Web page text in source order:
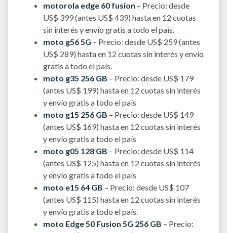
motorola edge 60 fusion – Precio: desde
US$ 399 (antes US$ 439) hasta en 12 cuotas
sin interés y envío gratis a todo el país.
moto g56 5G – Precio: desde US$ 259 (antes
US$ 289) hasta en 12 cuotas sin interés y envío
gratis a todo el país.
moto g35 256 GB – Precio: desde US$ 179
(antes US$ 199) hasta en 12 cuotas sin interés
y envío gratis a todo el país
moto g15 256 GB – Precio: desde US$ 149
(antes US$ 169) hasta en 12 cuotas sin interés
y envío gratis a todo el país
moto g05 128 GB – Precio: desde US$ 114
(antes US$ 125) hasta en 12 cuotas sin interés
y envío gratis a todo el país
moto e15 64 GB – Precio: desde US$ 107
(antes US$ 115) hasta en 12 cuotas sin interés
y envío gratis a todo el país.
moto Edge 50 Fusion 5G 256 GB – Precio: